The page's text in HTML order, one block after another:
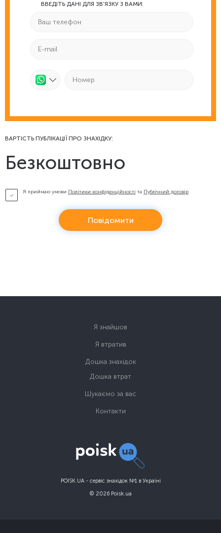
ВВЕДІТЬ ДАНІ ДЛЯ ЗВ'ЯЗКУ З ВАМИ:
ВАРТІСТЬ ПУБЛІКАЦІЇ ПРО ЗНАХІДКУ:
Безкоштовно
Я приймаю умови Політики конфіденційності та Публічний договір
Повідомити
POISK.UA - сервіс знахідок №1 в Україні
© 2026 Poisk.ua
Я знайшов
Я втратив
Дошка знахідок
Дошка втрат
Шукаємо за вас
Контакти